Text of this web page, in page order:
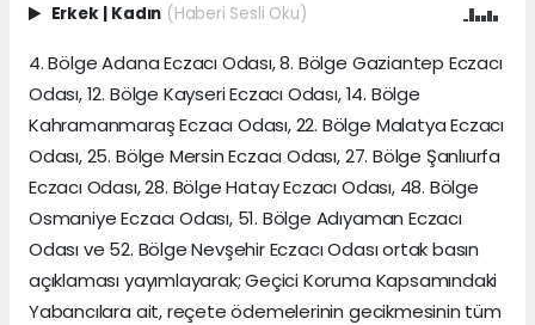
Erkek | Kadın (Haberi Sesli Oku)
4. Bölge Adana Eczacı Odası, 8. Bölge Gaziantep Eczacı
Odası, 12. Bölge Kayseri Eczacı Odası, 14. Bölge
Kahramanmaraş Eczacı Odası, 22. Bölge Malatya Eczacı
Odası, 25. Bölge Mersin Eczacı Odası, 27. Bölge Şanlıurfa
Eczacı Odası, 28. Bölge Hatay Eczacı Odası, 48. Bölge
Osmaniye Eczacı Odası, 51. Bölge Adıyaman Eczacı
Odası ve 52. Bölge Nevşehir Eczacı Odası ortak basın
açıklaması yayımlayarak; Geçici Koruma Kapsamındaki
Yabancılara ait, reçete ödemelerinin gecikmesinin tüm